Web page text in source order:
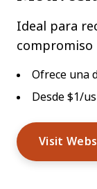
Ideal para
compromiso
Ofrece una
Desde $1/
Visit